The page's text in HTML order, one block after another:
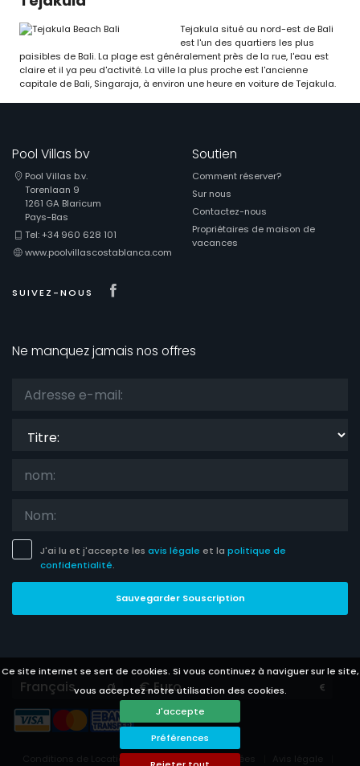
Ce site internet se sert de cookies. Si vous continuez à naviguer sur le site,
vous acceptez notre utilisation des cookies.
J'accepte
Préférences
Tejakula situé au nord-est de Bali
est l'un des quartiers les plus
paisibles de Bali. La plage est généralement près de la rue, l'eau est
claire et il ya peu d'activité. La ville la plus proche est l'ancienne
capitale de Bali, Singaraja, à environ une heure en voiture de Tejakula.
Pool Villas bv
Pool Villas b.v.
Torenlaan 9
1261 GA Blaricum
Pays-Bas
Tel: +34 960 628 101
www.poolvillascostablanca.com
SUIVEZ-NOUS
Soutien
Comment réserver?
Sur nous
Contactez-nous
Propriétaires de maison de
vacances
Ne manquez jamais nos offres
J'ai lu et j'accepte les avis légale et la politique de
confidentialité.
Sauvegarder Souscription
Languages Currencies
Conditions de Location Protection de données